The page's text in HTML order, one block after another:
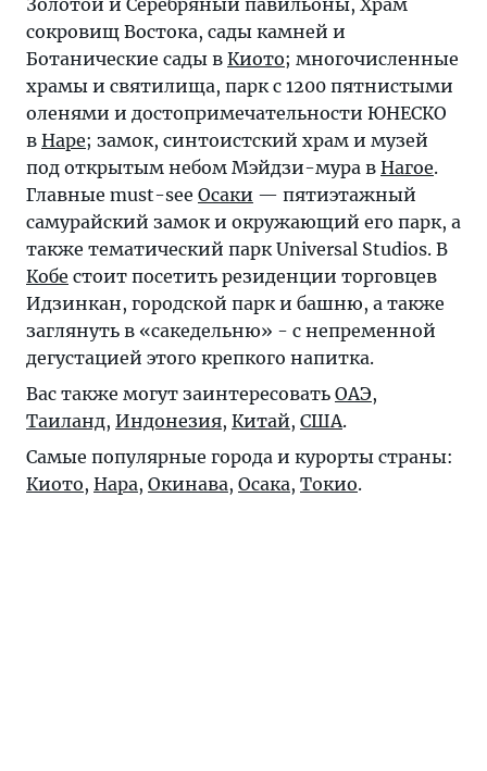
Золотой и Серебряный павильоны, Храм
сокровищ Востока, сады камней и
Ботанические сады в Киото; многочисленные
храмы и святилища, парк с 1200 пятнистыми
оленями и достопримечательности ЮНЕСКО
в Наре; замок, синтоистский храм и музей
под открытым небом Мэйдзи-мура в Нагое.
Главные must-see Осаки — пятиэтажный
самурайский замок и окружающий его парк, а
также тематический парк Universal Studios. В
Кобе стоит посетить резиденции торговцев
Идзинкан, городской парк и башню, а также
заглянуть в «сакедельню» - с непременной
дегустацией этого крепкого напитка.
Вас также могут заинтересовать ОАЭ,
Таиланд, Индонезия, Китай, США.
Самые популярные города и курорты страны:
Киото, Нара, Окинава, Осака, Токио.